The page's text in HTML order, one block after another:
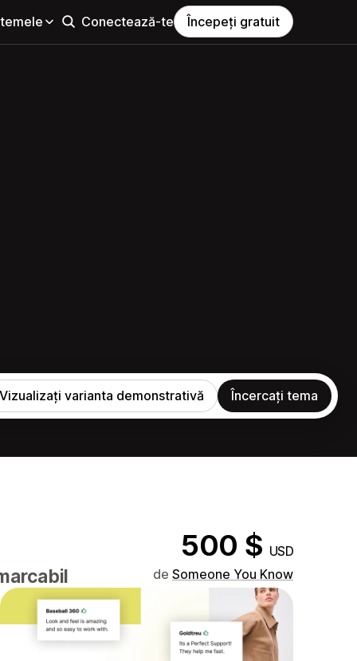
Conectează-te Începeți gratuit
Vizualizați varianta demonstrativă Încercați tema
500 $ USD
de Someone You Know